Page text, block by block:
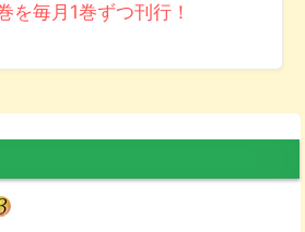
を毎月1巻ずつ刊行！